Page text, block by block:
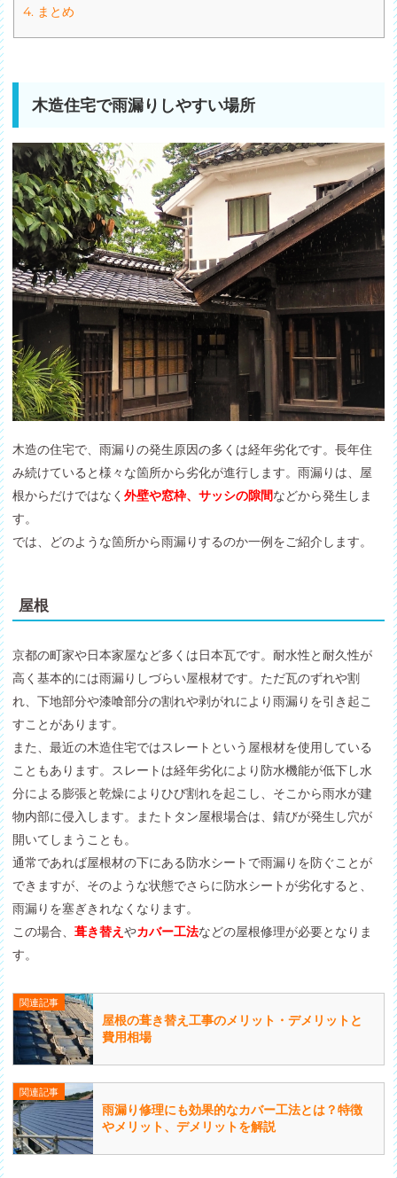
4.まとめ
木造住宅で雨漏りしやすい場所
木造の住宅で、雨漏りの発生原因の多くは経年劣化です。長年住
み続けていると様々な箇所から劣化が進行します。雨漏りは、屋
根からだけではなく外壁や窓枠、サッシの隙間などから発生しま
す。
では、どのような箇所から雨漏りするのか一例をご紹介します。
屋根
京都の町家や日本家屋など多くは日本瓦です。耐水性と耐久性が
高く基本的には雨漏りしづらい屋根材です。ただ瓦のずれや割
れ、下地部分や漆喰部分の割れや剥がれにより雨漏りを引き起こ
すことがあります。
また、最近の木造住宅ではスレートという屋根材を使用している
こともあります。スレートは経年劣化により防水機能が低下し水
分による膨張と乾燥によりひび割れを起こし、そこから雨水が建
物内部に侵入します。またトタン屋根場合は、錆びが発生し穴が
開いてしまうことも。
通常であれば屋根材の下にある防水シートで雨漏りを防ぐことが
できますが、そのような状態でさらに防水シートが劣化すると、
雨漏りを塞ぎきれなくなります。
この場合、葺き替えやカバー工法などの屋根修理が必要となりま
す。
関連記事
屋根の葺き替え工事のメリット・デメリットと
費用相場
関連記事
雨漏り修理にも効果的なカバー工法とは？特徴
やメリット、デメリットを解説